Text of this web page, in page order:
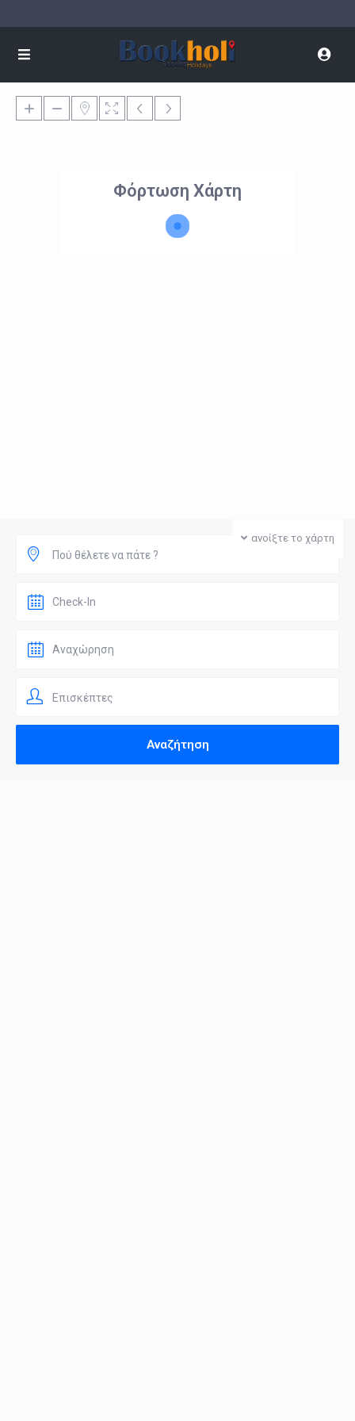
Φόρτωση Χάρτη
ανοίξτε το χάρτη
Πού θέλετε να πάτε ?
Επισκέπτες